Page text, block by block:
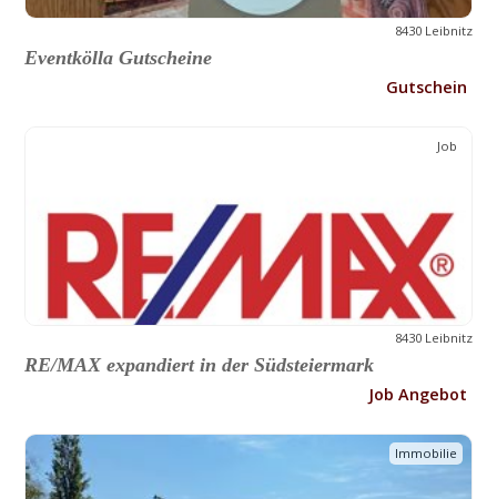
8430 Leibnitz
Eventkölla Gutscheine
Gutschein
Job
8430 Leibnitz
RE/MAX expandiert in der Südsteiermark
Job Angebot
Immobilie